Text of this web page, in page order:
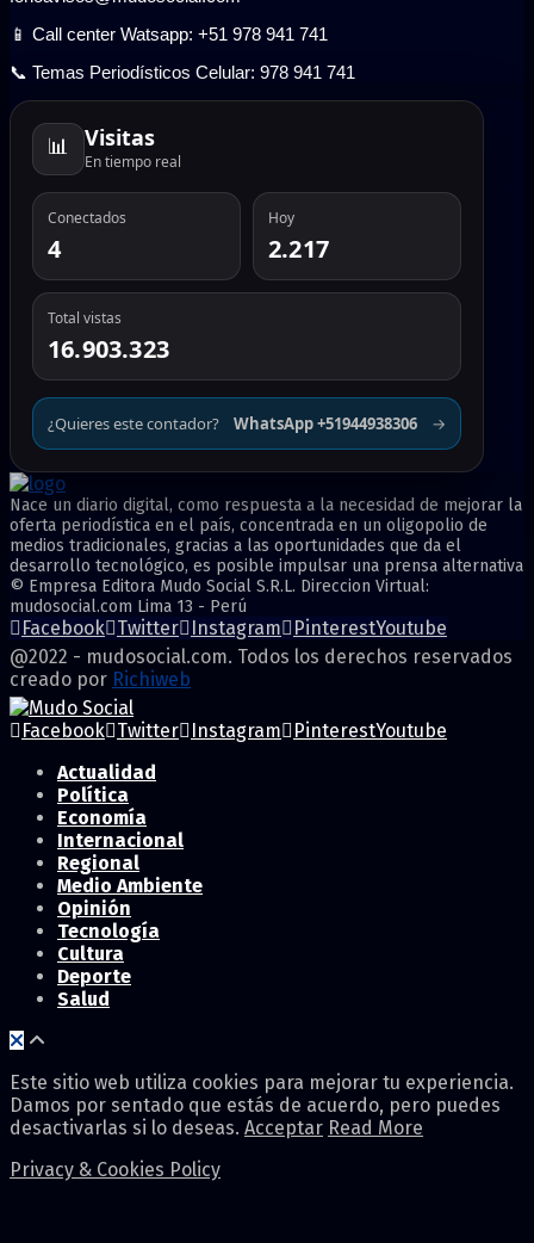
📱 Call center Watsapp: +51 978 941 741
📞 Temas Periodísticos Celular: 978 941 741
📊 Visitas
En tiempo real
Conectados
4
Hoy
2.217
Total vistas
16.903.323
¿Quieres este contador? WhatsApp +51944938306 →
Nace un diario digital, como respuesta a la necesidad de mejorar la
oferta periodística en el país, concentrada en un oligopolio de
medios tradicionales, gracias a las oportunidades que da el
desarrollo tecnológico, es posible impulsar una prensa alternativa
© Empresa Editora Mudo Social S.R.L. Direccion Virtual:
mudosocial.com Lima 13 - Perú
Facebook Twitter Instagram PinterestYoutube
@2022 - mudosocial.com. Todos los derechos reservados
creado por Richiweb
Facebook Twitter Instagram PinterestYoutube
Actualidad
Política
Economía
Internacional
Regional
Medio Ambiente
Opinión
Tecnología
Cultura
Deporte
Salud
Este sitio web utiliza cookies para mejorar tu experiencia.
Damos por sentado que estás de acuerdo, pero puedes
desactivarlas si lo deseas. Acceptar Read More
Privacy & Cookies Policy